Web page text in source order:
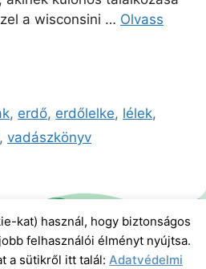
kat) használ, hogy biztonságos
felhasználói élményt nyújtsa.
a sütikről itt talál: Adatvédelmi
a wisconsini … Olvass
, erdő, erdőlelke, lélek,
, vadászkönyv